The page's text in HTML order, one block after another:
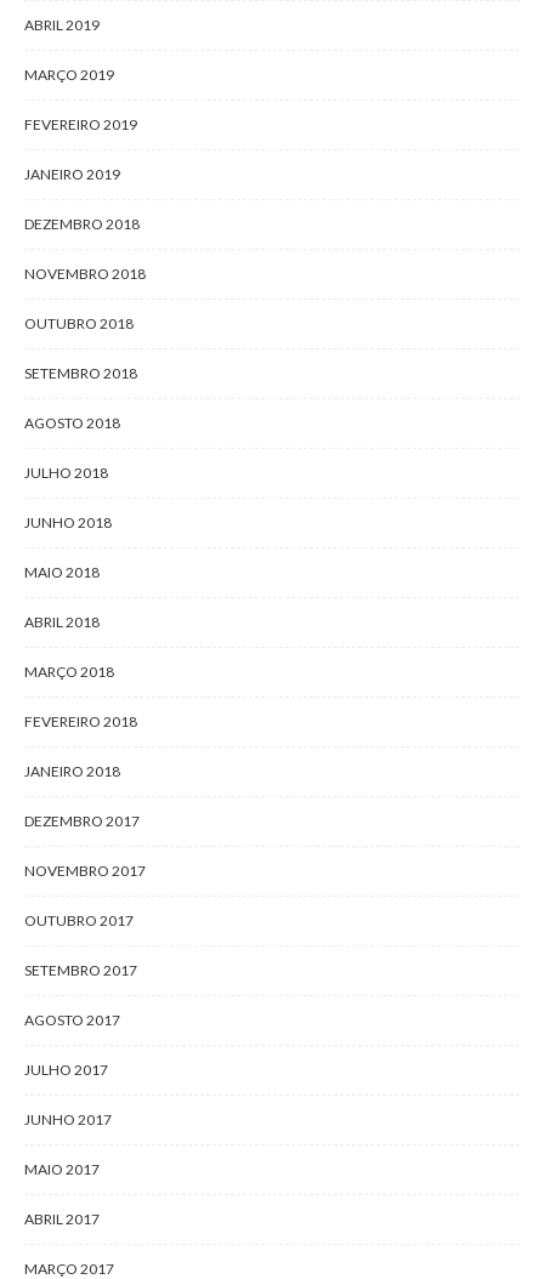
ABRIL 2019
MARÇO 2019
FEVEREIRO 2019
JANEIRO 2019
DEZEMBRO 2018
NOVEMBRO 2018
OUTUBRO 2018
SETEMBRO 2018
AGOSTO 2018
JULHO 2018
JUNHO 2018
MAIO 2018
ABRIL 2018
MARÇO 2018
FEVEREIRO 2018
JANEIRO 2018
DEZEMBRO 2017
NOVEMBRO 2017
OUTUBRO 2017
SETEMBRO 2017
AGOSTO 2017
JULHO 2017
JUNHO 2017
MAIO 2017
ABRIL 2017
MARÇO 2017